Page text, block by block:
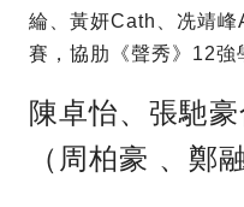
綸、黃妍Cath、冼靖
賽，協肋《聲秀》12強
陳卓怡、張馳豪
（周柏豪 、鄭